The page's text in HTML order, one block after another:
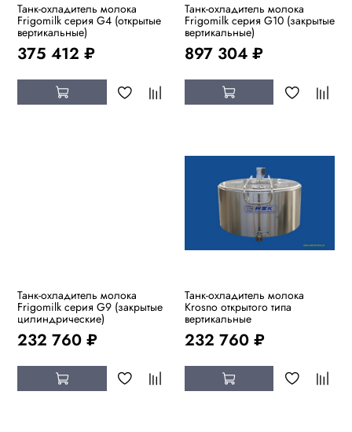
Танк-охладитель молока
Frigomilk серия G4 (открытые
вертикальные)
375 412 ₽
Танк-охладитель молока
Frigomilk серия G10 (закрытые
вертикальные)
897 304 ₽
Танк-охладитель молока
Frigomilk серия G9 (закрытые
цилиндрические)
232 760 ₽
Танк-охладитель молока
Krosno открытого типа
вертикальные
232 760 ₽